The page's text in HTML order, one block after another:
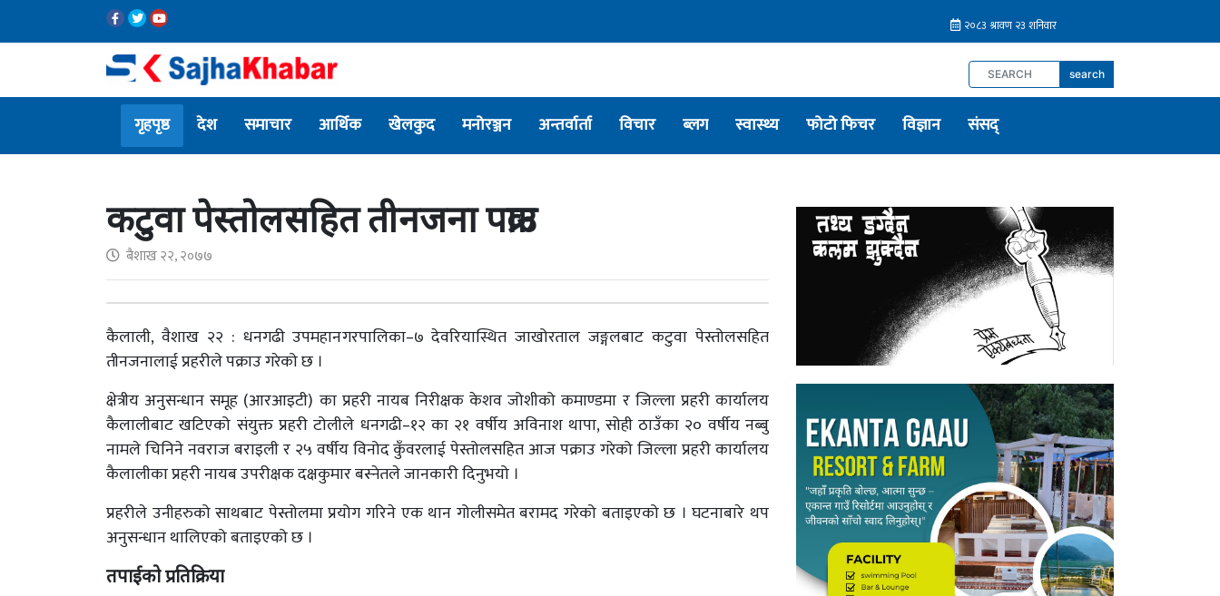
search
गृहपृष्ठ देश समाचार आर्थिक खेलकुद मनोरञ्जन अन्तर्वार्ता विचार ब्लग स्वास्थ्य फोटो फिचर विज्ञान संसद्
कटुवा पेस्तोलसहित तीनजना पक्राउ
बैशाख २२, २०७७
कैलाली, वैशाख २२ : धनगढी उपमहानगरपालिका–७ देवरियास्थित जाखोरताल जङ्गलबाट कटुवा पेस्तोलसहित
तीनजनालाई प्रहरीले पक्राउ गरेको छ ।
क्षेत्रीय अनुसन्धान समूह (आरआइटी) का प्रहरी नायब निरीक्षक केशव जोशीको कमाण्डमा र जिल्ला प्रहरी कार्यालय
कैलालीबाट खटिएको संयुक्त प्रहरी टोलीले धनगढी–१२ का २१ वर्षीय अविनाश थापा, सोही ठाउँका २० वर्षीय नब्बु
नामले चिनिने नवराज बराइली र २५ वर्षीय विनोद कुँवरलाई पेस्तोलसहित आज पक्राउ गरेको जिल्ला प्रहरी कार्यालय
कैलालीका प्रहरी नायब उपरीक्षक दक्षकुमार बस्नेतले जानकारी दिनुभयो ।
प्रहरीले उनीहरुको साथबाट पेस्तोलमा प्रयोग गरिने एक थान गोलीसमेत बरामद गरेको बताइएको छ । घटनाबारे थप
अनुसन्धान थालिएको बताइएको छ ।
तपाईको प्रतिक्रिया